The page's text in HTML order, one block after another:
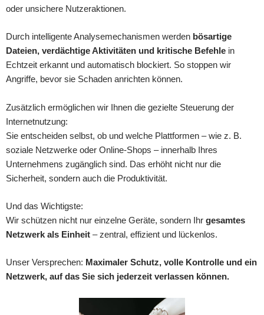
oder unsichere Nutzeraktionen.
Durch intelligente Analysemechanismen werden bösartige
Dateien, verdächtige Aktivitäten und kritische Befehle in
Echtzeit erkannt und automatisch blockiert. So stoppen wir
Angriffe, bevor sie Schaden anrichten können.
Zusätzlich ermöglichen wir Ihnen die gezielte Steuerung der
Internetnutzung:
Sie entscheiden selbst, ob und welche Plattformen – wie z. B.
soziale Netzwerke oder Online-Shops – innerhalb Ihres
Unternehmens zugänglich sind. Das erhöht nicht nur die
Sicherheit, sondern auch die Produktivität.
Und das Wichtigste:
Wir schützen nicht nur einzelne Geräte, sondern Ihr gesamtes
Netzwerk als Einheit – zentral, effizient und lückenlos.
Unser Versprechen: Maximaler Schutz, volle Kontrolle und ein
Netzwerk, auf das Sie sich jederzeit verlassen können.